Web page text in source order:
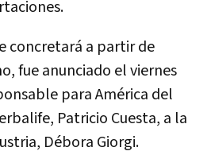
concretará a partir de
fue anunciado el viernes
para América del
Patricio Cuesta, a la
Débora Giorgi.